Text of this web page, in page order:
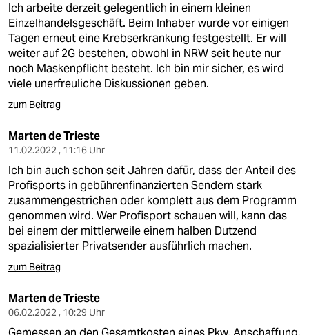
Ich arbeite derzeit gelegentlich in einem kleinen
Einzelhandelsgeschäft. Beim Inhaber wurde vor einigen
Tagen erneut eine Krebserkrankung festgestellt. Er will
weiter auf 2G bestehen, obwohl in NRW seit heute nur
noch Maskenpflicht besteht. Ich bin mir sicher, es wird
viele unerfreuliche Diskussionen geben.
zum Beitrag
Marten de Trieste
11.02.2022 , 11:16 Uhr
Ich bin auch schon seit Jahren dafür, dass der Anteil des
Profisports in gebührenfinanzierten Sendern stark
zusammengestrichen oder komplett aus dem Programm
genommen wird. Wer Profisport schauen will, kann das
bei einem der mittlerweile einem halben Dutzend
spazialisierter Privatsender ausführlich machen.
zum Beitrag
Marten de Trieste
06.02.2022 , 10:29 Uhr